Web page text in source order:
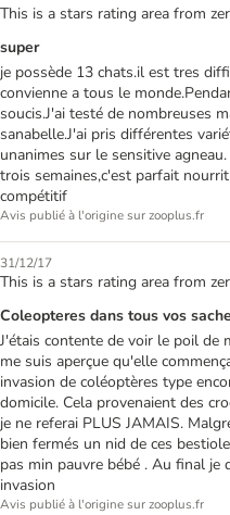
This is a stars rating area from
super
je possède 13 chats.il est tres
convienne a tous le
soucis.J'ai testé de nombreuses
sanabelle.J'ai pris différentes
unanimes sur le sensitive
trois semaines,c'est parfait
compétitif
Avis publié à l'origine sur zooplus.fr
31/12/17
This is a stars rating area from
Coleopteres dans tous vos
J'étais contente de voir le poil de
me suis aperçue qu'elle
invasion de coléoptères type
domicile. Cela provenaient des
je ne referai PLUS JAMAIS.
bien fermés un nid de ces
pas min pauvre bébé . Au final
invasion
Avis publié à l'origine sur zooplus.fr